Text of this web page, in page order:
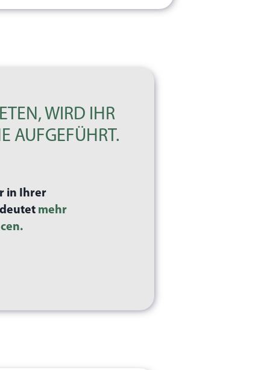
WIRD IHR
AUFGEFÜHRT.
in Ihrer
mehr